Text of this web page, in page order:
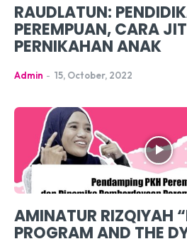
RAUDLATUN:
PEREMPUAN, CARA
PERNIKAHAN ANAK
Admin - 15, October, 2022
AMINATUR RIZQIYAH
PROGRAM AND THE